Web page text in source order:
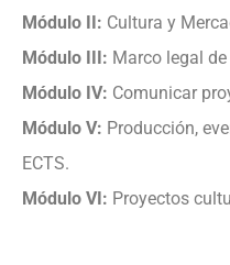
Módulo II: Cultura y
Módulo III: Marco legal
Módulo IV: Comunicar
Módulo V: Producción,
ECTS.
Módulo VI: Proyectos